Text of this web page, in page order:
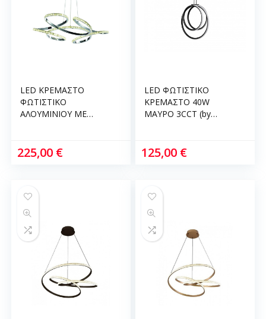
LED ΚΡΕΜΑΣΤΟ
ΦΩΤΙΣΤΙΚΟ
ΑΛΟΥΜΙΝΙΟΥ ΜΕ
6181-ΧΡΩΜΙΟ INLIGHT
225,00 €
LED ΦΩΤΙΣΤΙΚΟ
ΚΡΕΜΑΣΤΟ 40W
ΜΑΥΡΟ 3CCT (by
BL
125,00 €